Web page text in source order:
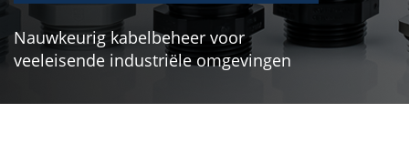
Nauwkeurig kabelbeheer voor
veeleisende industriële omgevingen